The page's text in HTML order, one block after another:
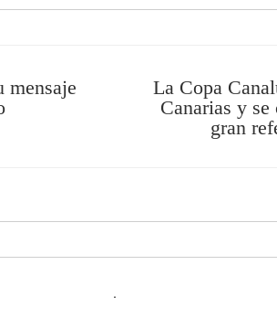
mensaje
La Copa
Canarias y
gran
.